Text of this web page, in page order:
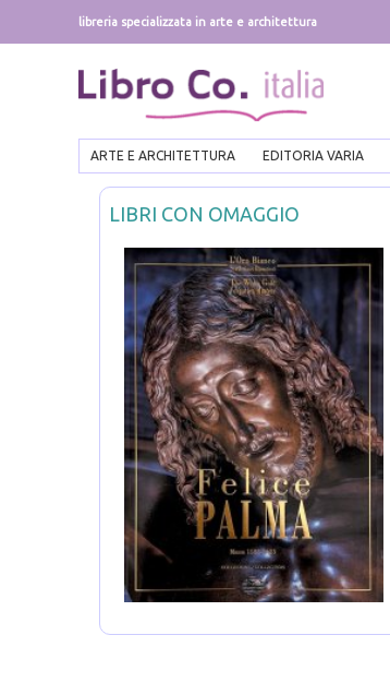
libreria specializzata in arte e architettura
ARTE E ARCHITETTURA EDITORIA VARIA
LIBRI CON OMAGGIO